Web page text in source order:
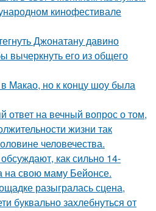
кинофестивале
Джонатану давино
вычеркнуть его из общего
Макао, но к концу шоу была
ответ на вечный вопрос о том,
жизни так
человечества.
как сильно 14-
на свою маму Бейонсе.
разыгралась сцена,
буквально захлебнуться от